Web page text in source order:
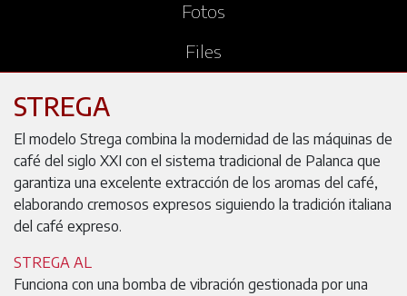
Fotos
Files
STREGA
El modelo Strega combina la modernidad de las máquinas de
café del siglo XXI con el sistema tradicional de Palanca que
garantiza una excelente extracción de los aromas del café,
elaborando cremosos expresos siguiendo la tradición italiana
del café expreso.
STREGA AL
Funciona con una bomba de vibración gestionada por una